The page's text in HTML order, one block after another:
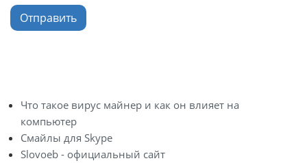
Отправить
Что такое вирус майнер и как он влияет на
компьютер
Смайлы для Skype
Slovoeb - официальный сайт